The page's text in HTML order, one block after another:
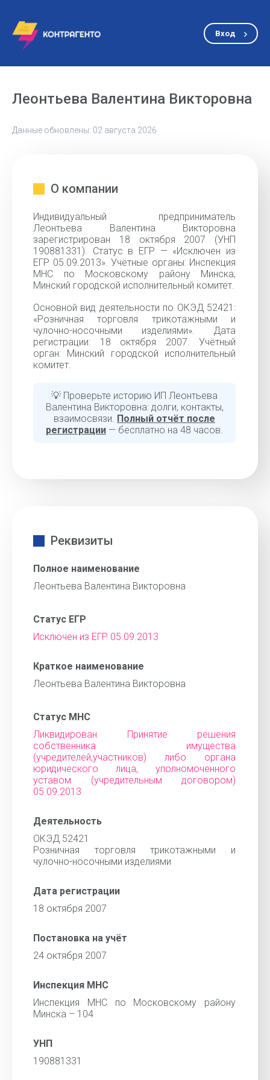
Вход
Леонтьева Валентина Викторовна
Данные обновлены: 02 августа 2026
О компании
Индивидуальный предприниматель
Леонтьева Валентина Викторовна
зарегистрирован 18 октября 2007 (УНП
190881331). Статус в ЕГР — «Исключен из
ЕГР 05.09.2013». Учётные органы: Инспекция
МНС по Московскому району Минска,
Минский городской исполнительный комитет.
Основной вид деятельности по ОКЭД 52421:
«Розничная торговля трикотажными и
чулочно-носочными изделиями». Дата
регистрации: 18 октября 2007. Учётный
орган: Минский городской исполнительный
комитет.
💡 Проверьте историю ИП Леонтьева
Валентина Викторовна: долги, контакты,
взаимосвязи. Полный отчёт после
регистрации — бесплатно на 48 часов.
Реквизиты
Полное наименование
Леонтьева Валентина Викторовна
Статус ЕГР
Исключен из ЕГР 05.09.2013
Краткое наименование
Леонтьева Валентина Викторовна
Статус МНС
Ликвидирован Принятие решения
собственника имущества
(учредителей,участников) либо органа
юридического лица, уполномоченного
уставом (учредительным договором)
05.09.2013
Деятельность
ОКЭД 52421
Розничная торговля трикотажными и
чулочно-носочными изделиями
Дата регистрации
18 октября 2007
Постановка на учёт
24 октября 2007
Инспекция МНС
Инспекция МНС по Московскому району
Минска – 104
УНП
190881331